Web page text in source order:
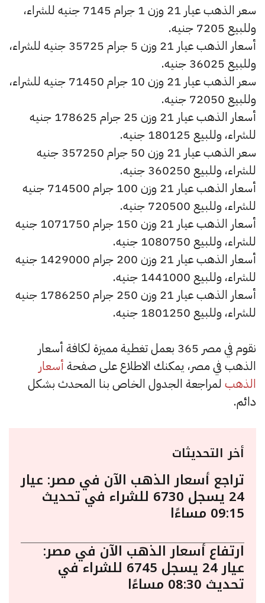
سعر الذهب عيار 21 وزن 1 جرام 7145 جنيه للشراء،
وللبيع 7205 جنيه.
أسعار الذهب عيار 21 وزن 5 جرام 35725 جنيه للشراء،
وللبيع 36025 جنيه.
سعر الذهب عيار 21 وزن 10 جرام 71450 جنيه للشراء،
وللبيع 72050 جنيه.
أسعار الذهب عيار 21 وزن 25 جرام 178625 جنيه
للشراء، وللبيع 180125 جنيه.
سعر الذهب عيار 21 وزن 50 جرام 357250 جنيه
للشراء، وللبيع 360250 جنيه.
أسعار الذهب عيار 21 وزن 100 جرام 714500 جنيه
للشراء، وللبيع 720500 جنيه.
أسعار الذهب عيار 21 وزن 150 جرام 1071750 جنيه
للشراء، وللبيع 1080750 جنيه.
أسعار الذهب عيار 21 وزن 200 جرام 1429000 جنيه
للشراء، وللبيع 1441000 جنيه.
أسعار الذهب عيار 21 وزن 250 جرام 1786250 جنيه
للشراء، وللبيع 1801250 جنيه.
نقوم في مصر 365 بعمل تغطية مميزة لكافة أسعار
الذهب في مصر، يمكنك الاطلاع على صفحة أسعار
الذهب لمراجعة الجدول الخاص بنا المحدث بشكل
دائم.
أخر التحديثات
تراجع أسعار الذهب الآن في مصر: عيار
24 يسجل 6730 للشراء في تحديث
09:15 مساءًا
ارتفاع أسعار الذهب الآن في مصر:
عيار 24 يسجل 6745 للشراء في
تحديث 08:30 مساءًا